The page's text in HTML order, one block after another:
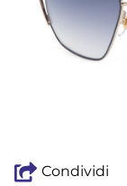
Condividi